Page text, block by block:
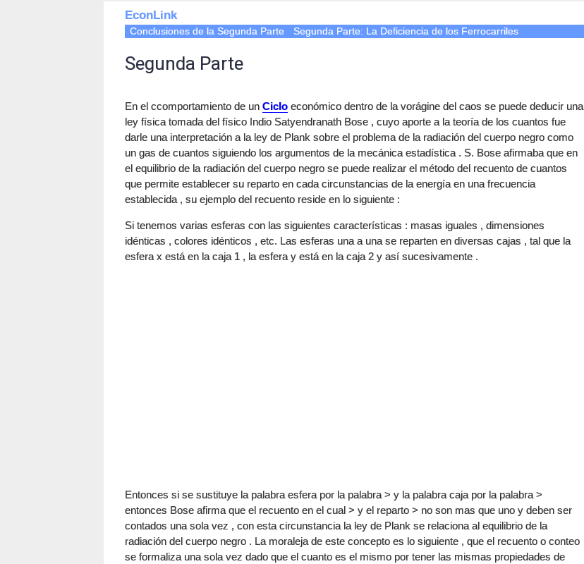
EconLink
Conclusiones de la Segunda Parte Segunda Parte: La Deficiencia de los Ferrocarriles
Segunda Parte
En el ccomportamiento de un Ciclo económico dentro de la vorágine del caos se puede deducir una
ley física tomada del físico Indio Satyendranath Bose , cuyo aporte a la teoría de los cuantos fue
darle una interpretación a la ley de Plank sobre el problema de la radiación del cuerpo negro como
un gas de cuantos siguiendo los argumentos de la mecánica estadística . S. Bose afirmaba que en
el equilibrio de la radiación del cuerpo negro se puede realizar el método del recuento de cuantos
que permite establecer su reparto en cada circunstancias de la energía en una frecuencia
establecida , su ejemplo del recuento reside en lo siguiente :
Si tenemos varias esferas con las siguientes características : masas iguales , dimensiones
idénticas , colores idénticos , etc. Las esferas una a una se reparten en diversas cajas , tal que la
esfera x está en la caja 1 , la esfera y está en la caja 2 y así sucesivamente .
Entonces si se sustituye la palabra esfera por la palabra > y la palabra caja por la palabra >
entonces Bose afirma que el recuento en el cual > y el reparto > no son mas que uno y deben ser
contados una sola vez , con esta circunstancia la ley de Plank se relaciona al equilibrio de la
radiación del cuerpo negro . La moraleja de este concepto es lo siguiente , que el recuento o conteo
se formaliza una sola vez dado que el cuanto es el mismo por tener las mismas propiedades de